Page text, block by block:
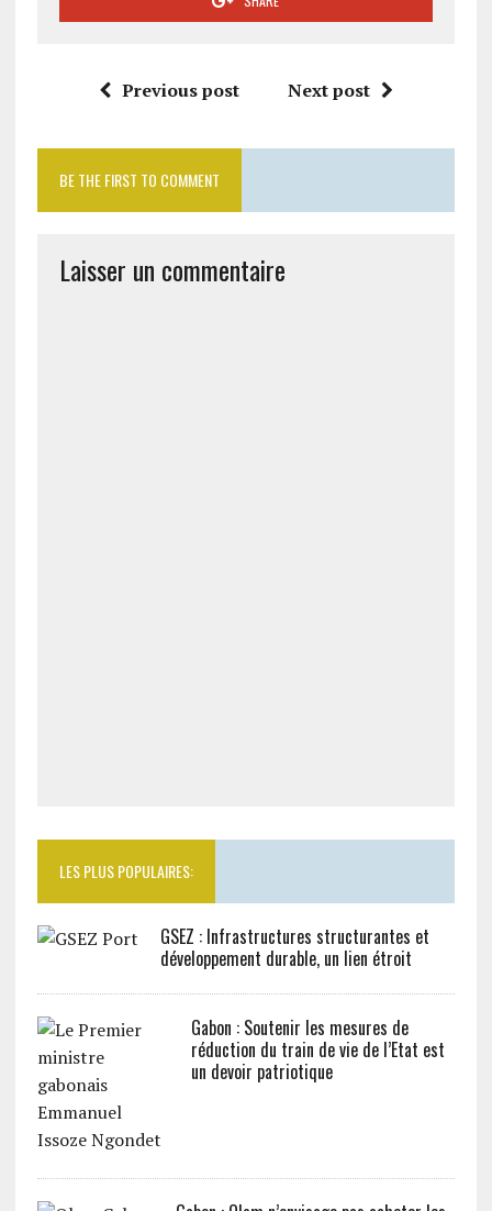
Previous post Next post
BE THE FIRST TO COMMENT
Laisser un commentaire
LES PLUS POPULAIRES:
GSEZ : Infrastructures structurantes et
développement durable, un lien étroit
Gabon : Soutenir les mesures de
réduction du train de vie de l’Etat est
un devoir patriotique